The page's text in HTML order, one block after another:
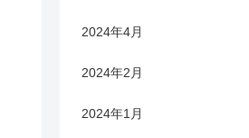
2024年4月
2024年2月
2024年1月